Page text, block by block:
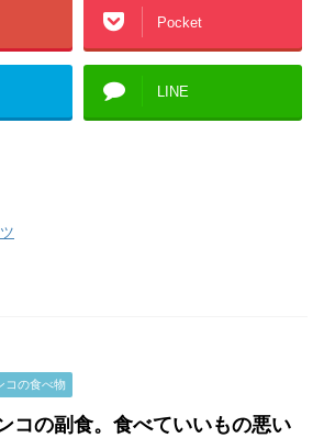
Pocket
LINE
コの食べ物
コの副食。食べていいもの悪い